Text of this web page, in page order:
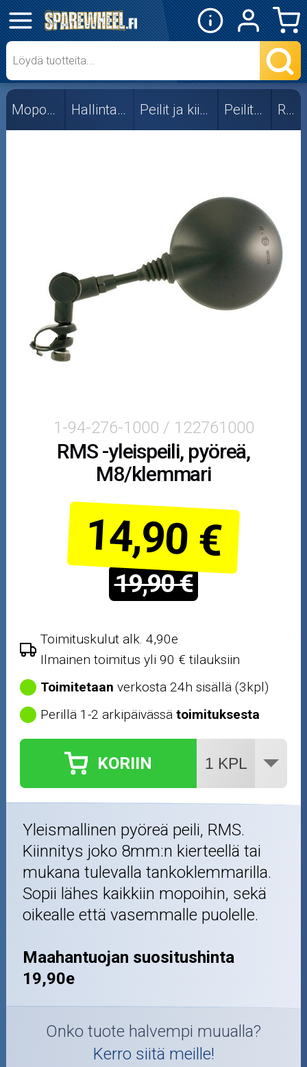
✕
Mopon osat
101_Octane
Forte
Skootterin osat
Crossipyörän osat
Mopoauton osat
Mönkijän osat
Puutarha ja metsä
Ajovarusteet
Renkaat ja vanteet
Öljyt ja kemikaalit
Työkalut
Outlet-tuotteet
Mopon osat Hallintalaitteet Peilit ja kiinnikkeet Peilit, yleis RMS
1-94-276-1000 / 122761000
RMS -yleispeili, pyöreä,
M8/klemmari
14,90 €
19,90 €
Toimituskulut alk. 4,90e
Ilmainen toimitus yli 90 € tilauksiin
Toimitetaan verkosta 24h sisällä (3kpl)
Perillä 1-2 arkipäivässätoimituksesta
KORIIN
Yleismallinen pyöreä peili, RMS.
Kiinnitys joko 8mm:n kierteellä tai
mukana tulevalla tankoklemmarilla.
Sopii lähes kaikkiin mopoihin, sekä
oikealle että vasemmalle puolelle.
Maahantuojan suositushinta
19,90e
Onko tuote halvempi muualla?
Kerro siitä meille!